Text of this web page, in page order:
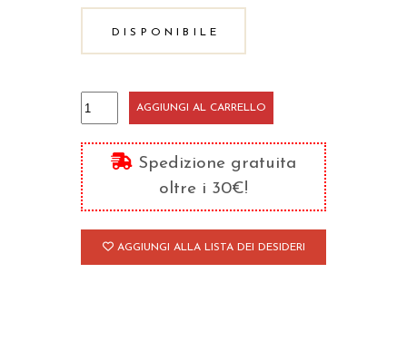
DISPONIBILE
Esercizi
spirituali
quantità
AGGIUNGI AL CARRELLO
Spedizione gratuita
oltre i 30€!
AGGIUNGI ALLA LISTA DEI DESIDERI